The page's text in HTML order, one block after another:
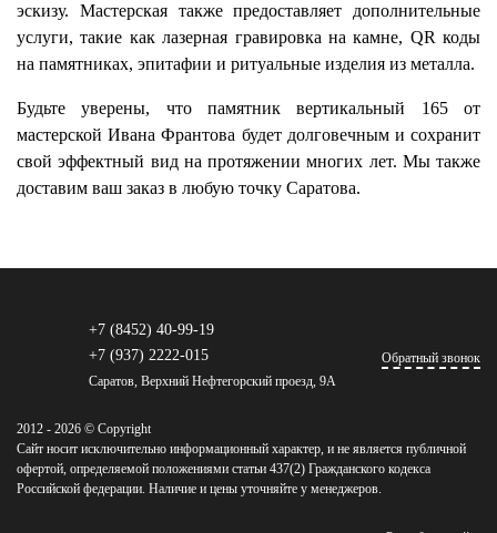
эскизу. Мастерская также предоставляет дополнительные
услуги, такие как лазерная гравировка на камне, QR коды
на памятниках, эпитафии и ритуальные изделия из металла.
Будьте уверены, что памятник вертикальный 165 от
мастерской Ивана Франтова будет долговечным и сохранит
свой эффектный вид на протяжении многих лет. Мы также
доставим ваш заказ в любую точку Саратова.
+7 (8452) 40-99-19
+7 (937) 2222-015
Саратов, Верхний Нефтегорский проезд, 9А
Обратный звонок
2012 - 2026 © Copyright
Сайт носит исключительно информационный характер, и не является публичной
офертой, определяемой положениями статьи 437(2) Гражданского кодекса
Российской федерации. Наличие и цены уточняйте у менеджеров.